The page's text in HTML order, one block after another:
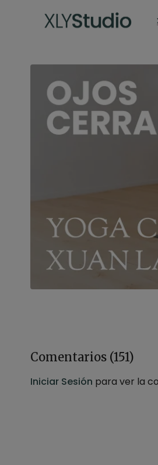
Comentarios (151)
Iniciar Sesión para ver la